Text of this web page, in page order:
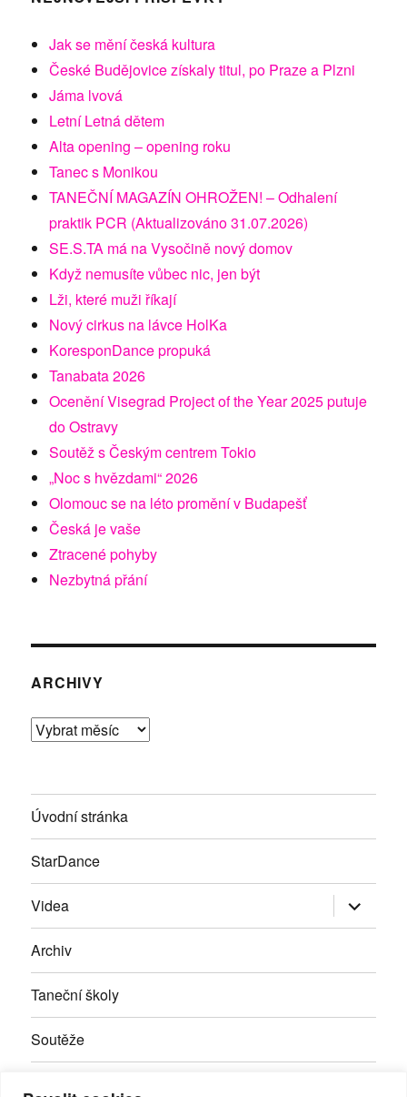
Jak se mění česká kultura
České Budějovice získaly titul, po Praze a Plzni
Jáma lvová
Letní Letná dětem
Alta opening – opening roku
Tanec s Monikou
TANEČNÍ MAGAZÍN OHROŽEN! – Odhalení
praktik PCR (Aktualizováno 31.07.2026)
SE.S.TA má na Vysočině nový domov
Když nemusíte vůbec nic, jen být
Lži, které muži říkají
Nový cirkus na lávce HolKa
KoresponDance propuká
Tanabata 2026
Ocenění Visegrad Project of the Year 2025 putuje
do Ostravy
Soutěž s Českým centrem Tokio
„Noc s hvězdami“ 2026
Olomouc se na léto promění v Budapešť
Česká je vaše
Ztracené pohyby
Nezbytná přání
ARCHIVY
Archivy
Úvodní stránka
StarDance
Videa Zobrazit
položky
Archiv
Taneční školy
Soutěže